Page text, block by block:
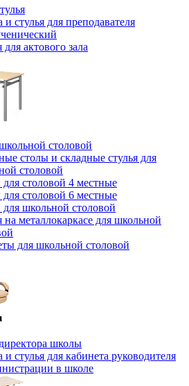
и стулья для преподавателя
для актового зала
столовой
столы и складные стулья для
столовой
столовой 4 местные
столовой 6 местные
школьной столовой
на металлокаркасе для школьной
для школьной столовой
школы
и стулья для кабинета руководителя
в школе